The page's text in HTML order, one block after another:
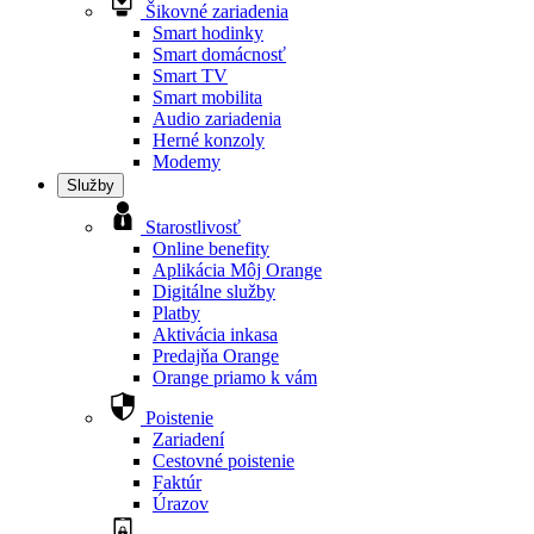
Šikovné zariadenia
Smart hodinky
Smart domácnosť
Smart TV
Smart mobilita
Audio zariadenia
Herné konzoly
Modemy
Služby
Starostlivosť
Online benefity
Aplikácia Môj Orange
Digitálne služby
Platby
Aktivácia inkasa
Predajňa Orange
Orange priamo k vám
Poistenie
Zariadení
Cestovné poistenie
Faktúr
Úrazov